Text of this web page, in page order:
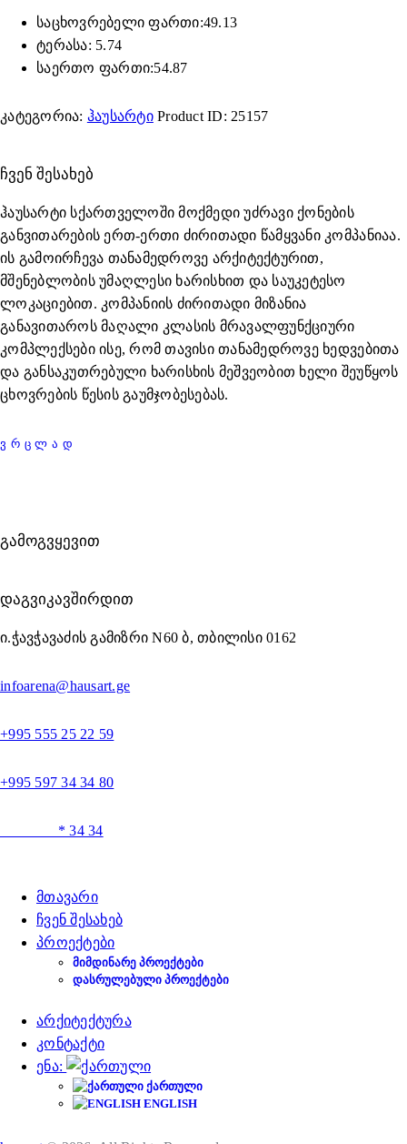
საცხოვრებელი ფართი:49.13
ტერასა: 5.74
საერთო ფართი:54.87
კატეგორია: ჰაუსარტი Product ID: 25157
ᲩᲕᲔᲜ ᲨᲔᲡᲐᲮᲔᲑ
ჰაუსარტი სქართველოში მოქმედი უძრავი ქონების
განვითარების ერთ-ერთი ძირითადი წამყვანი კომპანიაა.
ის გამოირჩევა თანამედროვე არქიტექტურით,
მშენებლობის უმაღლესი ხარისხით და საუკეტესო
ლოკაციებით. კომპანიის ძირითადი მიზანია
განავითაროს მაღალი კლასის მრავალფუნქციური
კომპლექსები ისე, რომ თავისი თანამედროვე ხედვებითა
და განსაკუთრებული ხარისხის მეშვეობით ხელი შეუწყოს
ცხოვრების წესის გაუმჯობესებას.
ᲕᲠᲪᲚᲐᲓ
ᲒᲐᲛᲝᲒᲕᲧᲔᲕᲘᲗ
ᲓᲐᲒᲕᲘᲙᲐᲕᲨᲘᲠᲓᲘᲗ
ი.ჭავჭავაძის გამიზრი N60 ბ, თბილისი 0162
infoarena@hausart.ge
+995 555 25 22 59
+995 597 34 34 80
* 34 34
მთავარი
ჩვენ შესახებ
პროექტები
ᲛᲘᲛᲓᲘᲜᲐᲠᲔ ᲞᲠᲝᲔᲥᲢᲔᲑᲘ
ᲓᲐᲡᲠᲣᲚᲔᲑᲣᲚᲘ ᲞᲠᲝᲔᲥᲢᲔᲑᲘ
არქიტექტურა
კონტაქტი
ენა:
ᲥᲐᲠᲗᲣᲚᲘ
ENGLISH